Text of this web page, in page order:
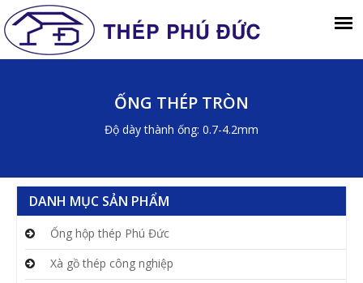
ỐNG THÉP TRÒN
Độ dày thành ống: 0.7-4.2mm
DANH MỤC SẢN PHẨM
Ống hộp thép Phú Đức
Xà gồ thép công nghiệp